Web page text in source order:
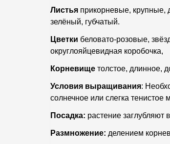
Листья прикорневые, крупные,
зелёный, губчатый.
Цветки беловато-розовые,
округлояйцевидная коробочка,
Корневище толстое, длинное,
Условия выращивания:
солнечное или слегка тенистое
Посадка: растение заглубляют
Размножение: делением